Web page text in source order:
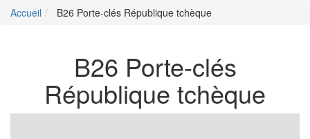
Accueil B26 Porte-clés République tchèque
B26 Porte-clés
République tchèque